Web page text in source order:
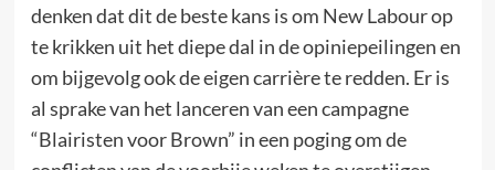
denken dat dit de beste kans is om New Labour op
te krikken uit het diepe dal in de opiniepeilingen en
om bijgevolg ook de eigen carrière te redden. Er is
al sprake van het lanceren van een campagne
“Blairisten voor Brown” in een poging om de